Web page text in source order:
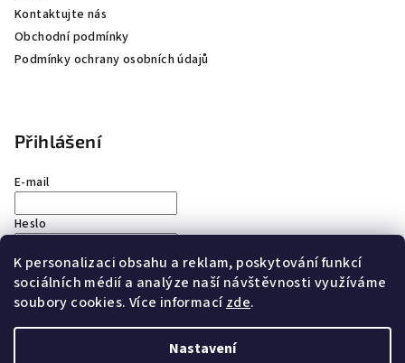
K personalizaci obsahu a reklam, poskytování funkcí
sociálních médií a analýze naší návštěvnosti využíváme
soubory cookies. Více informacízde.
Nastavení
Kontaktujte nás
Obchodní podmínky
Podmínky ochrany osobních údajů
Přihlášení
E-mail
Heslo
Přihlásit se
Nová registraceZapomenuté heslo